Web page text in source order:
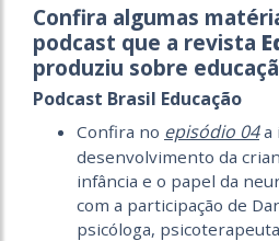
Confira algumas
podcast que a revista
produziu sobre
Podcast Brasil Educação
Confira no episódio 04a
desenvolvimento da
infância e o papel da
com a participação de
psicóloga,